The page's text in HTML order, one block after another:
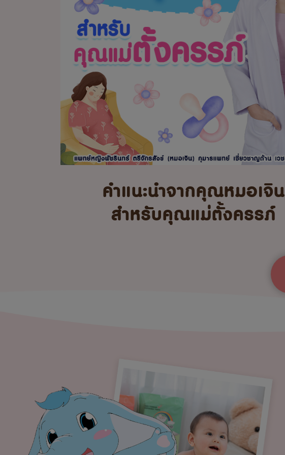
คำแนะนำจากคุณหมอเจิน
สำหรับคุณแม่ตั้งครรภ์